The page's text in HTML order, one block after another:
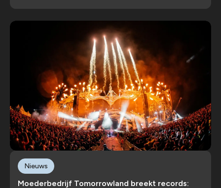
Moederbedrijf Tomorrowland breekt records:
Nieuws